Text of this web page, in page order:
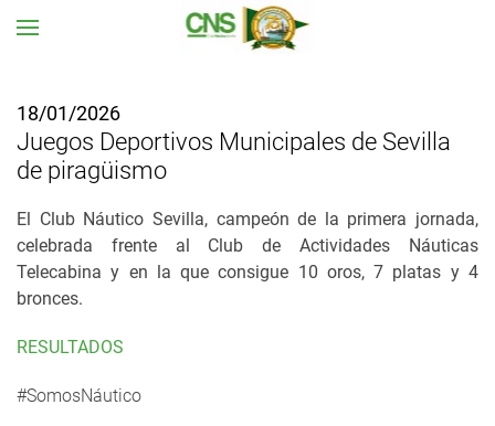
18/01/2026
Juegos Deportivos Municipales de Sevilla
de piragüismo
El Club Náutico Sevilla, campeón de la primera jornada,
celebrada frente al Club de Actividades Náuticas
Telecabina y en la que consigue 10 oros, 7 platas y 4
bronces.
RESULTADOS
#SomosNáutico